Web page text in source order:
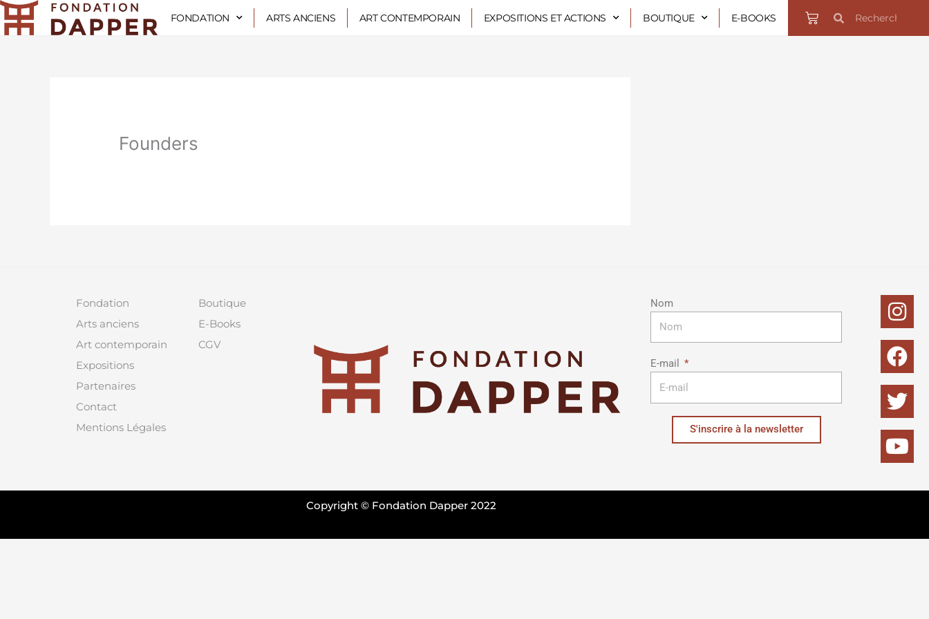
Aller
au
FONDATION ARTS ANCIENS ART CONTEMPORAIN EXPOSITIONS ET ACTIONS BOUTIQUE E-BOOKS Panier
Founders
Fondation
Arts anciens
Art contemporain
Expositions
Partenaires
Contact
Mentions Légales
Boutique
E-Books
CGV
Nom
E-mail
S'inscrire à la newsletter
Copyright © Fondation Dapper 2022